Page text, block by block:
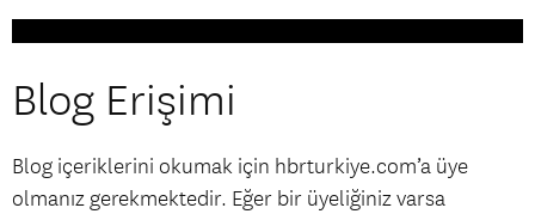
Blog Erişimi
Blog içeriklerini okumak için hbrturkiye.com’a üye
olmanız gerekmektedir. Eğer bir üyeliğiniz varsa